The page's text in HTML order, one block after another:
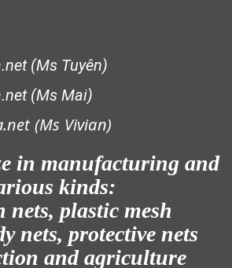
CHẮN CÔN TRÙNG
HÀNG RÀO HÌNH VUÔNG
(Ms Tuyên)
(Ms Mai)
(Ms Vivian)
in manufacturing and
kinds:
nets, plastic mesh
nets, protective nets
and agriculture